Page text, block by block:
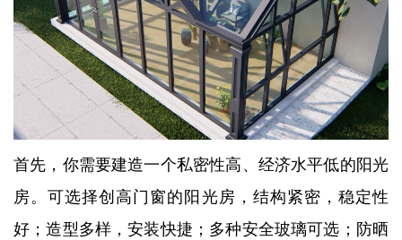
首先，你需要建造一个私密性高、经济水平低的阳光
房。可选择创高门窗的阳光房，结构紧密，稳定性
好；造型多样，安装快捷；多种安全玻璃可选；防晒